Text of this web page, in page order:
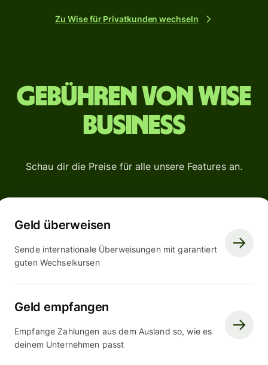
Zu Wise für Privatkunden wechseln
Gebühren von Wise
Business
Schau dir die Preise für alle unsere Features an.
Geld überweisen
Sende internationale Überweisungen mit garantiert
guten Wechselkursen
Geld empfangen
Empfange Zahlungen aus dem Ausland so, wie es
deinem Unternehmen passt